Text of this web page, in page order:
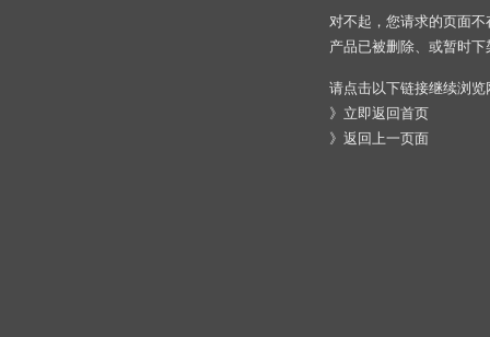
对不起，您请求的页面
产品已被删除、或暂时下
请点击以下链接继续浏览
》 立即返回首页
》 返回上一页面